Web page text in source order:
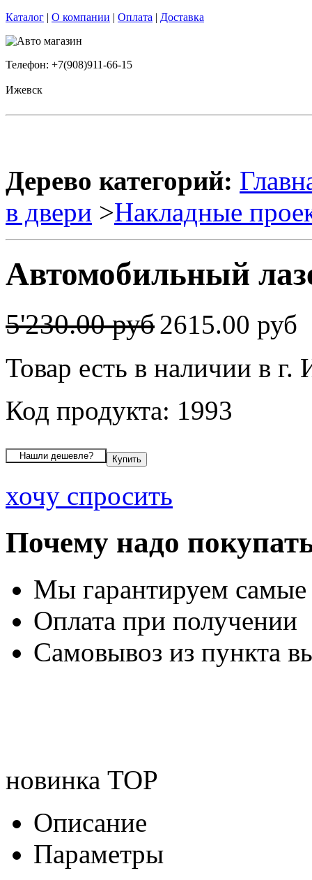
Каталог | О компании | Оплата | Доставка
Телефон: +7(908)911-66-15
Ижевск
Дерево категорий:
в двери >Накладные
Автомобильный
5'230.00 руб2615.00 руб
Товар есть в наличии в г.
Код продукта: 1993
хочу спросить
Почему надо
Мы гарантируем
Оплата при получении
Самовывоз из пункта
новинка TOP
Описание
Параметры